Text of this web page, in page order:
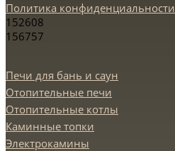
Политика конфиденциальности
152608
156757
Печи для бань и саун
Отопительные печи
Отопительные котлы
Каминные топки
Электрокамины